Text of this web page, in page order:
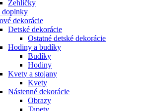
Žehličky
doplnky
dekorácie
Detské dekorácie
Ostatné detské dekorácie
Hodiny a budíky
Budíky
Hodiny
Kvety a stojany
Kvety
Nástenné dekorácie
Obrazy
Tapety